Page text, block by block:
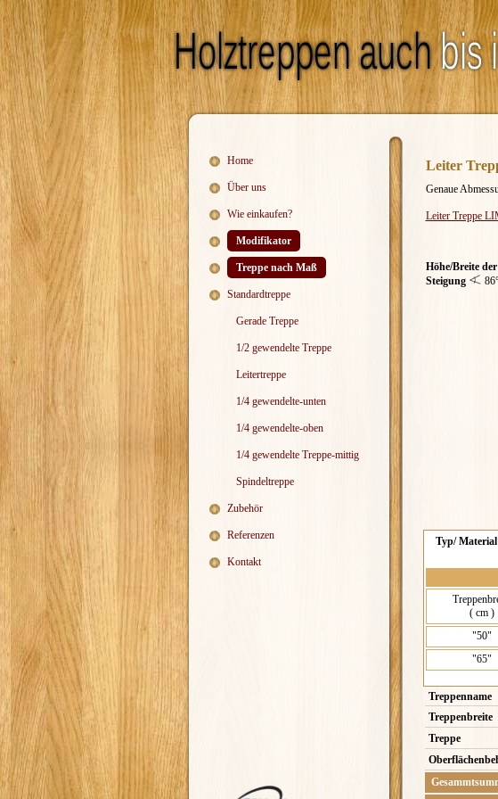
Home
Über uns
Wie einkaufen?
Modifikator
Treppe nach Maß
Standardtreppe
Gerade Treppe
1/2 gewendelte Treppe
Leitertreppe
1/4 gewendelte-unten
1/4 gewendelte-oben
1/4 gewendelte Treppe-mittig
Spindeltreppe
Zubehör
Referenzen
Kontakt
Leiter
Genaue
Leiter Treppe
Höhe/Breite
Steigung
Typ/ Material
( cm )
"50"
"65"
Treppenname
Treppenbreite
Treppe